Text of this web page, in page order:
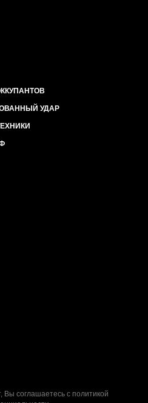
УДАР
Вы соглашаетесь с политикой